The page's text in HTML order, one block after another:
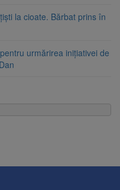
la cioate. Bărbat prins în
urmărirea inițiativei de